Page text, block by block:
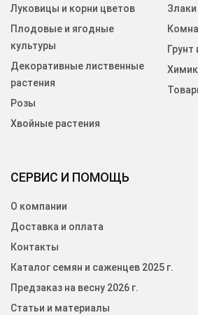
СЕРВИС И ПОМОЩЬ
О компании
Доставка и оплата
Контакты
Каталог семян и саженцев 2025 г.
Предзаказ на весну 2026 г.
Статьи и материалы
Луковицы и корни цветов
Плодовые и ягодные
культуры
Декоративные лиственные
растения
Розы
Хвойные растения
Злаки
Грунт